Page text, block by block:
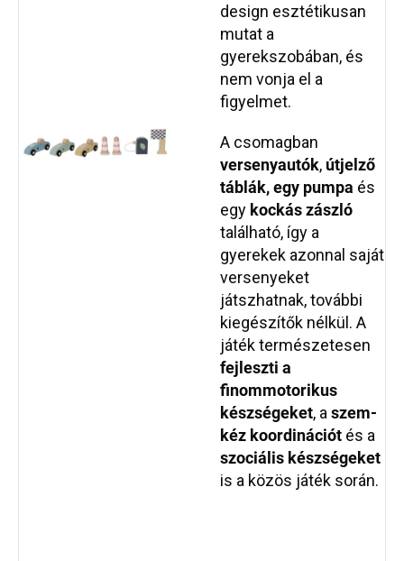
design esztétikusan
mutat a
gyerekszobában, és
nem vonja el a
figyelmet.
A csomagban
versenyautók, útjelző
táblák, egy pumpa és
egy kockás zászló
található, így a
gyerekek azonnal saját
versenyeket
játszhatnak, további
kiegészítők nélkül. A
játék természetesen
fejleszti a
finommotorikus
készségeket, aszem-
kéz koordinációt és a
szociális készségeket
is a közös játék során.